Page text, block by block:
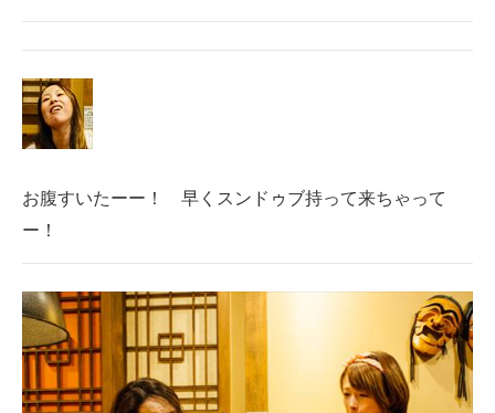
お腹すいたーー！ 早くスンドゥブ持って来ちゃって
ー！